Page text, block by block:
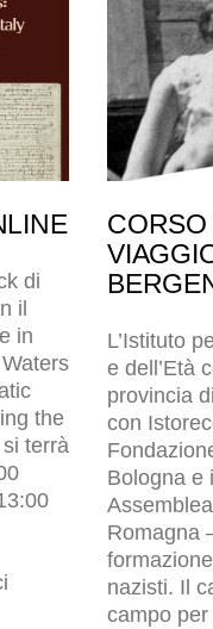
di
il
in
the
si terrà
L’Istituto
e dell’Età
provincia
con
Bologna e
Romagna
nazisti. Il
campo